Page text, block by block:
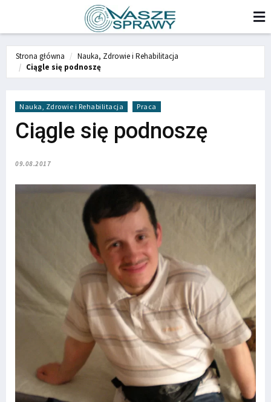
Strona główna
Nauka, Zdrowie i Rehabilitacja
Ciągle się podnoszę
Nauka, Zdrowie i Rehabilitacja Praca
Ciągle się podnoszę
09.08.2017